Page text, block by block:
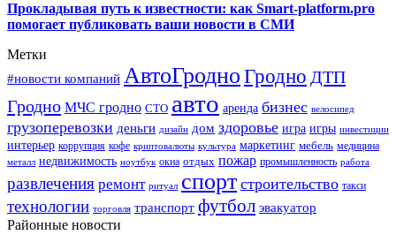
Прокладывая путь к известности: как Smart-platform.pro
помогает публиковать ваши новости в СМИ
Метки
#новости компаний АвтоГродноГродно ДТП
Гродно МЧС гродно СТО авто аренда бизнес велосипед
грузоперевозки деньги дизайн дом здоровье игра игры инвестиции
интерьер коррупция кофе криптовалюты культура маркетинг мебель медицина
металл недвижимость ноутбук окна отдых пожар промышленность работа
развлечения ремонт ритуал спорт строительство такси
технологии торговля транспорт футбол эвакуатор
Районные новости